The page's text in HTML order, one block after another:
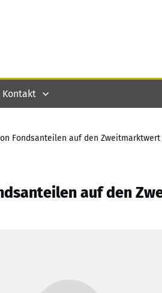
Kontakt
Fondsanteilen auf den Zweitmarktwert
auf den